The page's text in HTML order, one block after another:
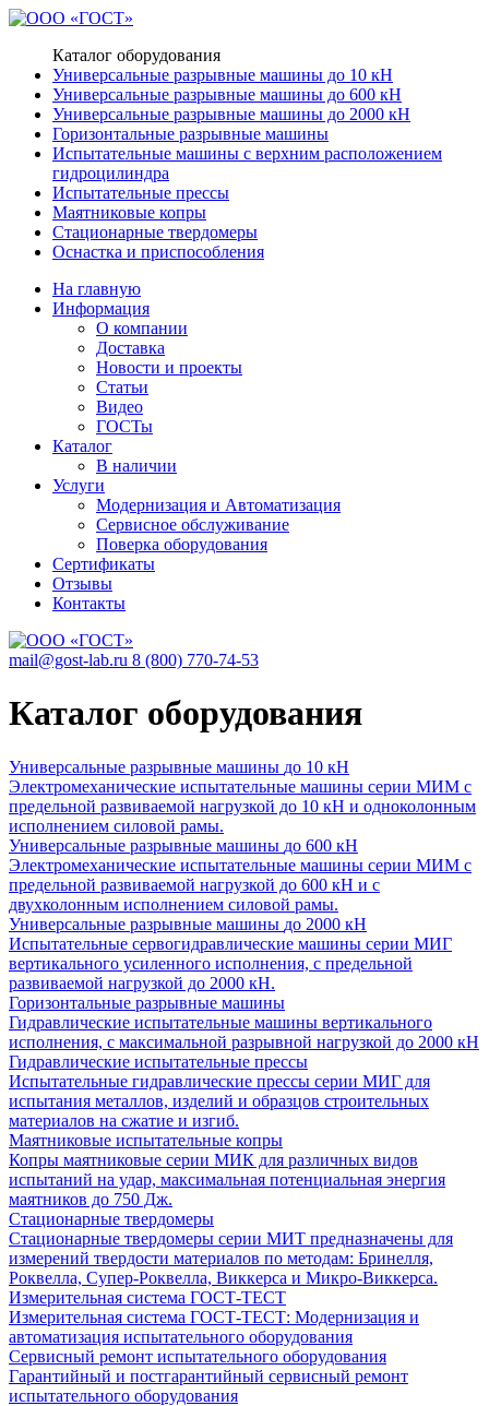
Каталог оборудования
Универсальные разрывные машины до 10 кН
Универсальные разрывные машины до 600 кН
Универсальные разрывные машины до 2000 кН
Горизонтальные разрывные машины
Испытательные машины с верхним расположением
гидроцилиндра
Испытательные прессы
Маятниковые копры
Стационарные твердомеры
Оснастка и приспособления
На главную
Информация
О компании
Доставка
Новости и проекты
Статьи
Видео
ГОСТы
Каталог
В наличии
Услуги
Модернизация и Автоматизация
Сервисное обслуживание
Поверка оборудования
Сертификаты
Отзывы
Контакты
mail@gost-lab.ru 8 (800) 770-74-53
Каталог оборудования
Универсальные разрывные машины до 10 кН
Электромеханические испытательные машины серии МИМ с
предельной развиваемой нагрузкой до 10 кН и одноколонным
исполнением силовой рамы.
Универсальные разрывные машины до 600 кН
Электромеханические испытательные машины серии МИМ с
предельной развиваемой нагрузкой до 600 кН и с
двухколонным исполнением силовой рамы.
Универсальные разрывные машины до 2000 кН
Испытательные сервогидравлические машины серии МИГ
вертикального усиленного исполнения, с предельной
развиваемой нагрузкой до 2000 кН.
Горизонтальные разрывные машины
Гидравлические испытательные машины вертикального
исполнения, с максимальной разрывной нагрузкой до 2000 кН
Гидравлические испытательные прессы
Испытательные гидравлические прессы серии МИГ для
испытания металлов, изделий и образцов строительных
материалов на сжатие и изгиб.
Маятниковые испытательные копры
Копры маятниковые серии МИК для различных видов
испытаний на удар, максимальная потенциальная энергия
маятников до 750 Дж.
Стационарные твердомеры
Стационарные твердомеры серии МИТ предназначены для
измерений твердости материалов по методам: Бринелля,
Роквелла, Супер-Роквелла, Виккерса и Микро-Виккерса.
Измерительная система ГОСТ-ТЕСТ
Измерительная система ГОСТ-ТЕСТ: Модернизация и
автоматизация испытательного оборудования
Сервисный ремонт испытательного оборудования
Гарантийный и постгарантийный сервисный ремонт
испытательного оборудования